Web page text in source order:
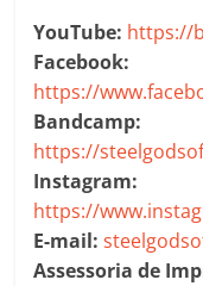
YouTube: https://
Facebook:
https://
Bandcamp:
https://
Instagram:
https://
E-mail:
Assessoria de